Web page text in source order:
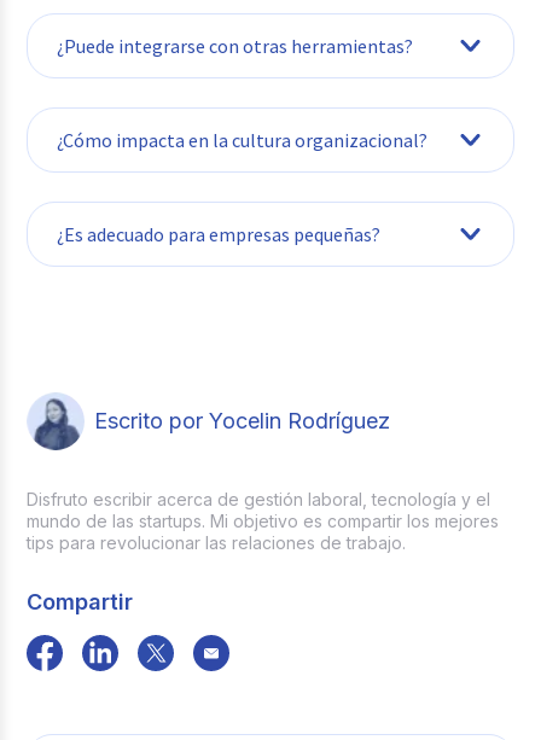
¿Puede integrarse con otras herramientas?
¿Cómo impacta en la cultura organizacional?
¿Es adecuado para empresas pequeñas?
Escrito por Yocelin Rodríguez
Disfruto escribir acerca de gestión laboral, tecnología y el
mundo de las startups. Mi objetivo es compartir los mejores
tips para revolucionar las relaciones de trabajo.
Compartir